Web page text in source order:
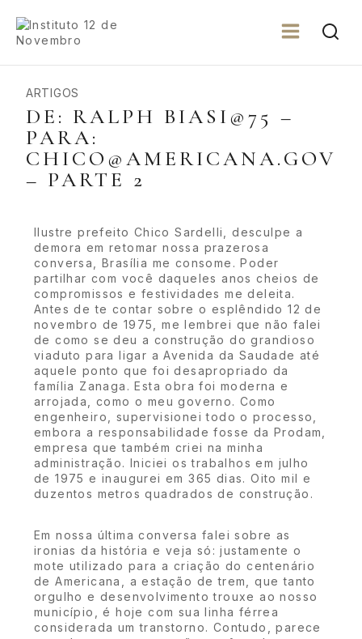
ARTIGOS
DE: RALPH BIASI@75 –
PARA:
CHICO@AMERICANA.GOV
– PARTE 2
Ilustre prefeito Chico Sardelli, desculpe a
demora em retomar nossa prazerosa
conversa, Brasília me consome. Poder
partilhar com você daqueles anos cheios de
compromissos e festividades me deleita.
Antes de te contar sobre o esplêndido 12 de
novembro de 1975, me lembrei que não falei
de como se deu a construção do grandioso
viaduto para ligar a Avenida da Saudade até
aquele ponto que foi desapropriado da
família Zanaga. Esta obra foi moderna e
arrojada, como o meu governo. Como
engenheiro, supervisionei todo o processo,
embora a responsabilidade fosse da Prodam,
empresa que também criei na minha
administração. Iniciei os trabalhos em julho
de 1975 e inaugurei em 365 dias. Oito mil e
duzentos metros quadrados de construção.
Em nossa última conversa falei sobre as
ironias da história e veja só: justamente o
mote utilizado para a criação do centenário
de Americana, a estação de trem, que tanto
orgulho e desenvolvimento trouxe ao nosso
município, é hoje com sua linha férrea
considerada um transtorno. Contudo, parece